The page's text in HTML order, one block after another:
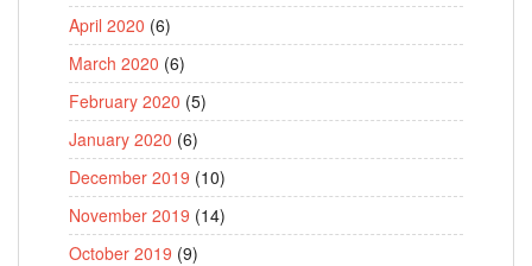
April 2020 (6)
March 2020 (6)
February 2020 (5)
January 2020 (6)
December 2019 (10)
November 2019 (14)
October 2019 (9)